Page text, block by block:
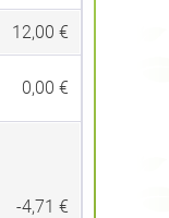
12,00 €
0,00 €
-4,71 €